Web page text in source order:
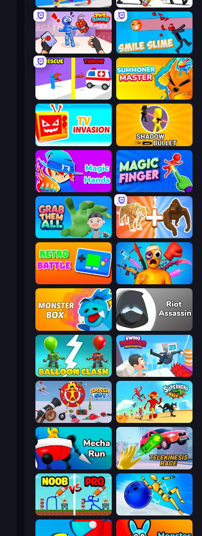
Ragdoll Ninja: Imposter Hero Doodle Smash
TNT Bomber Smile Slime
Rescue Throw Summoner Master
TV Invasion Shadow Bullet
Magic Hands Magic Finger 3D
Grab Them All Animal DNA Run
Retro Battle Fun Ragdoll Challenge!
Monster Box Riot Assassin
Balloon Clash Swing Monster: Decisive Battle
Smash Guy: Ragdoll Punch Hero Superhero Race!
Mecha Run Telekinesis Race 3D
DOP Noob: Draw to Save Playground Man! Ragdoll Show!